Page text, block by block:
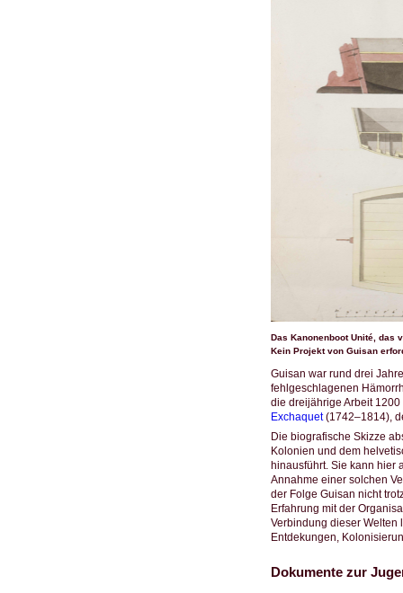
Das Kanonenboot Unité, das
Kein Projekt von Guisan
Guisan war rund drei
fehlgeschlagenen
die dreijährige Arbeit
Exchaquet(1742–1814),
Die biografische Skizze
Kolonien und dem
hinausführt. Sie kann hier
Annahme einer solchen
der Folge Guisan nicht
Erfahrung mit der
Verbindung dieser Welten
Entdekungen,
Dokumente zur